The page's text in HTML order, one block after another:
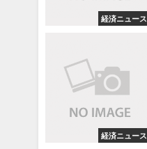
経済ニュース
経済ニュース